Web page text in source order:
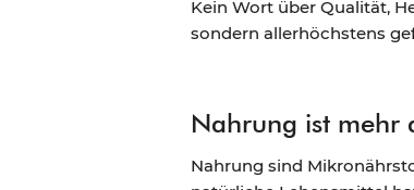
Kein Wort über Qualität,
sondern allerhöchstens
Nahrung ist mehr
Nahrung sind